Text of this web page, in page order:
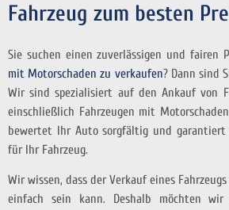
Fahrzeug zum besten
Sie suchen einen zuverlässigen und fairen
mit Motorschaden zu verkaufen? Dann sind
Wir sind spezialisiert auf den Ankauf von
einschließlich Fahrzeugen mit
bewertet Ihr Auto sorgfältig und garantiert
für Ihr Fahrzeug.
Wir wissen, dass der Verkauf eines
einfach sein kann. Deshalb möchten